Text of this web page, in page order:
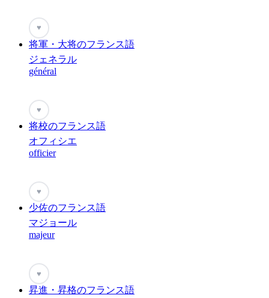
♥
将軍・大将のフランス語
ジェネラル
général
♥
将校のフランス語
オフィシエ
officier
♥
少佐のフランス語
マジョール
majeur
♥
昇進・昇格のフランス語